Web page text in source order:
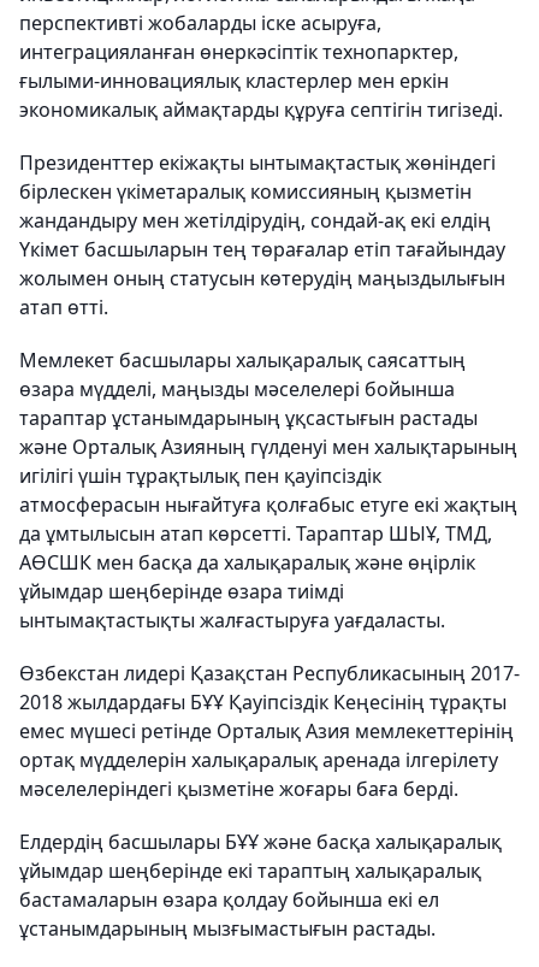
перспективті жобаларды іске асыруға,
интеграцияланған өнеркәсіптік технопарктер,
ғылыми-инновациялық кластерлер мен еркін
экономикалық аймақтарды құруға септігін тигізеді.
Президенттер екіжақты ынтымақтастық жөніндегі
бірлескен үкіметаралық комиссияның қызметін
жандандыру мен жетілдірудің, сондай-ақ екі елдің
Үкімет басшыларын тең төрағалар етіп тағайындау
жолымен оның статусын көтерудің маңыздылығын
атап өтті.
Мемлекет басшылары халықаралық саясаттың
өзара мүдделі, маңызды мәселелері бойынша
тараптар ұстанымдарының ұқсастығын растады
және Орталық Азияның гүлденуі мен халықтарының
игілігі үшін тұрақтылық пен қауіпсіздік
атмосферасын нығайтуға қолғабыс етуге екі жақтың
да ұмтылысын атап көрсетті. Тараптар ШЫҰ, ТМД,
АӨСШК мен басқа да халықаралық және өңірлік
ұйымдар шеңберінде өзара тиімді
ынтымақтастықты жалғастыруға уағдаласты.
Өзбекстан лидері Қазақстан Республикасының 2017-
2018 жылдардағы БҰҰ Қауіпсіздік Кеңесінің тұрақты
емес мүшесі ретінде Орталық Азия мемлекеттерінің
ортақ мүдделерін халықаралық аренада ілгерілету
мәселелеріндегі қызметіне жоғары баға берді.
Елдердің басшылары БҰҰ және басқа халықаралық
ұйымдар шеңберінде екі тараптың халықаралық
бастамаларын өзара қолдау бойынша екі ел
ұстанымдарының мызғымастығын растады.